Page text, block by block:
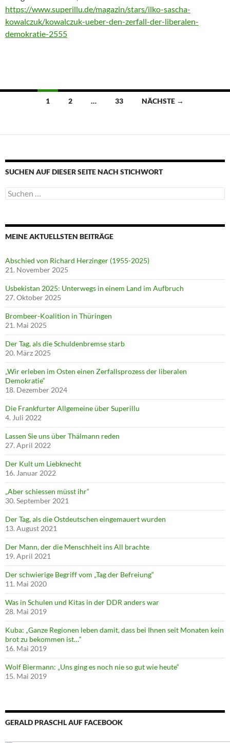
https://www.superillu.de/magazin/stars/ilko-sascha-
kowalczuk/kowalczuk-ueber-den-zerfall-der-liberalen-
demokratie-2555
Beitragsnavigation
1 2 … 33 NÄCHSTE →
SUCHEN AUF DIESER SEITE NACH STICHWORT
Suche
nach:
MEINE AKTUELLSTEN BEITRÄGE
Abschied von Richard Herzinger (1955-2025)
21. November 2025
Usbekistan 2025: Unterwegs in einem Land im Aufbruch
27. Oktober 2025
Brombeer-Koalition in Thüringen
21. Mai 2025
Der Tag, als die Schuldenbremse starb
20. März 2025
„Wir erleben im Osten einen Zerfallsprozess der liberalen
Demokratie“
18. Dezember 2024
Die Frankfurter Allgemeine über Superillu
4. Juli 2022
Lassen Sie uns über Thälmann reden
27. April 2022
Der Kult um Liebknecht
16. Januar 2022
„Aber schiessen müsst ihr“
30. September 2021
Der Tag, als die Ostdeutschen eingemauert wurden
13. August 2021
Der Mann, der die Menschheit ins All brachte
19. April 2021
Der schwierige Begriff vom „Tag der Befreiung“
11. Mai 2020
Was in Schulen und Kitas in der DDR anders war
28. Mai 2019
Kuba: „Ganze Regionen leben damit, dass bei Ihnen seit Monaten kein
brot zu bekommen ist…“
16. Mai 2019
Wolf Biermann: „Uns ging es noch nie so gut wie heute“
15. Mai 2019
GERALD PRASCHL AUF FACEBOOK